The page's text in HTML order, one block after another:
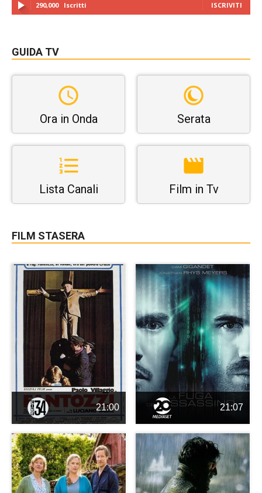
290,000 Iscritti ISCRIVITI
GUIDA TV
Ora in Onda Serata
Lista Canali Film in Tv
FILM STASERA
21:00 21:07